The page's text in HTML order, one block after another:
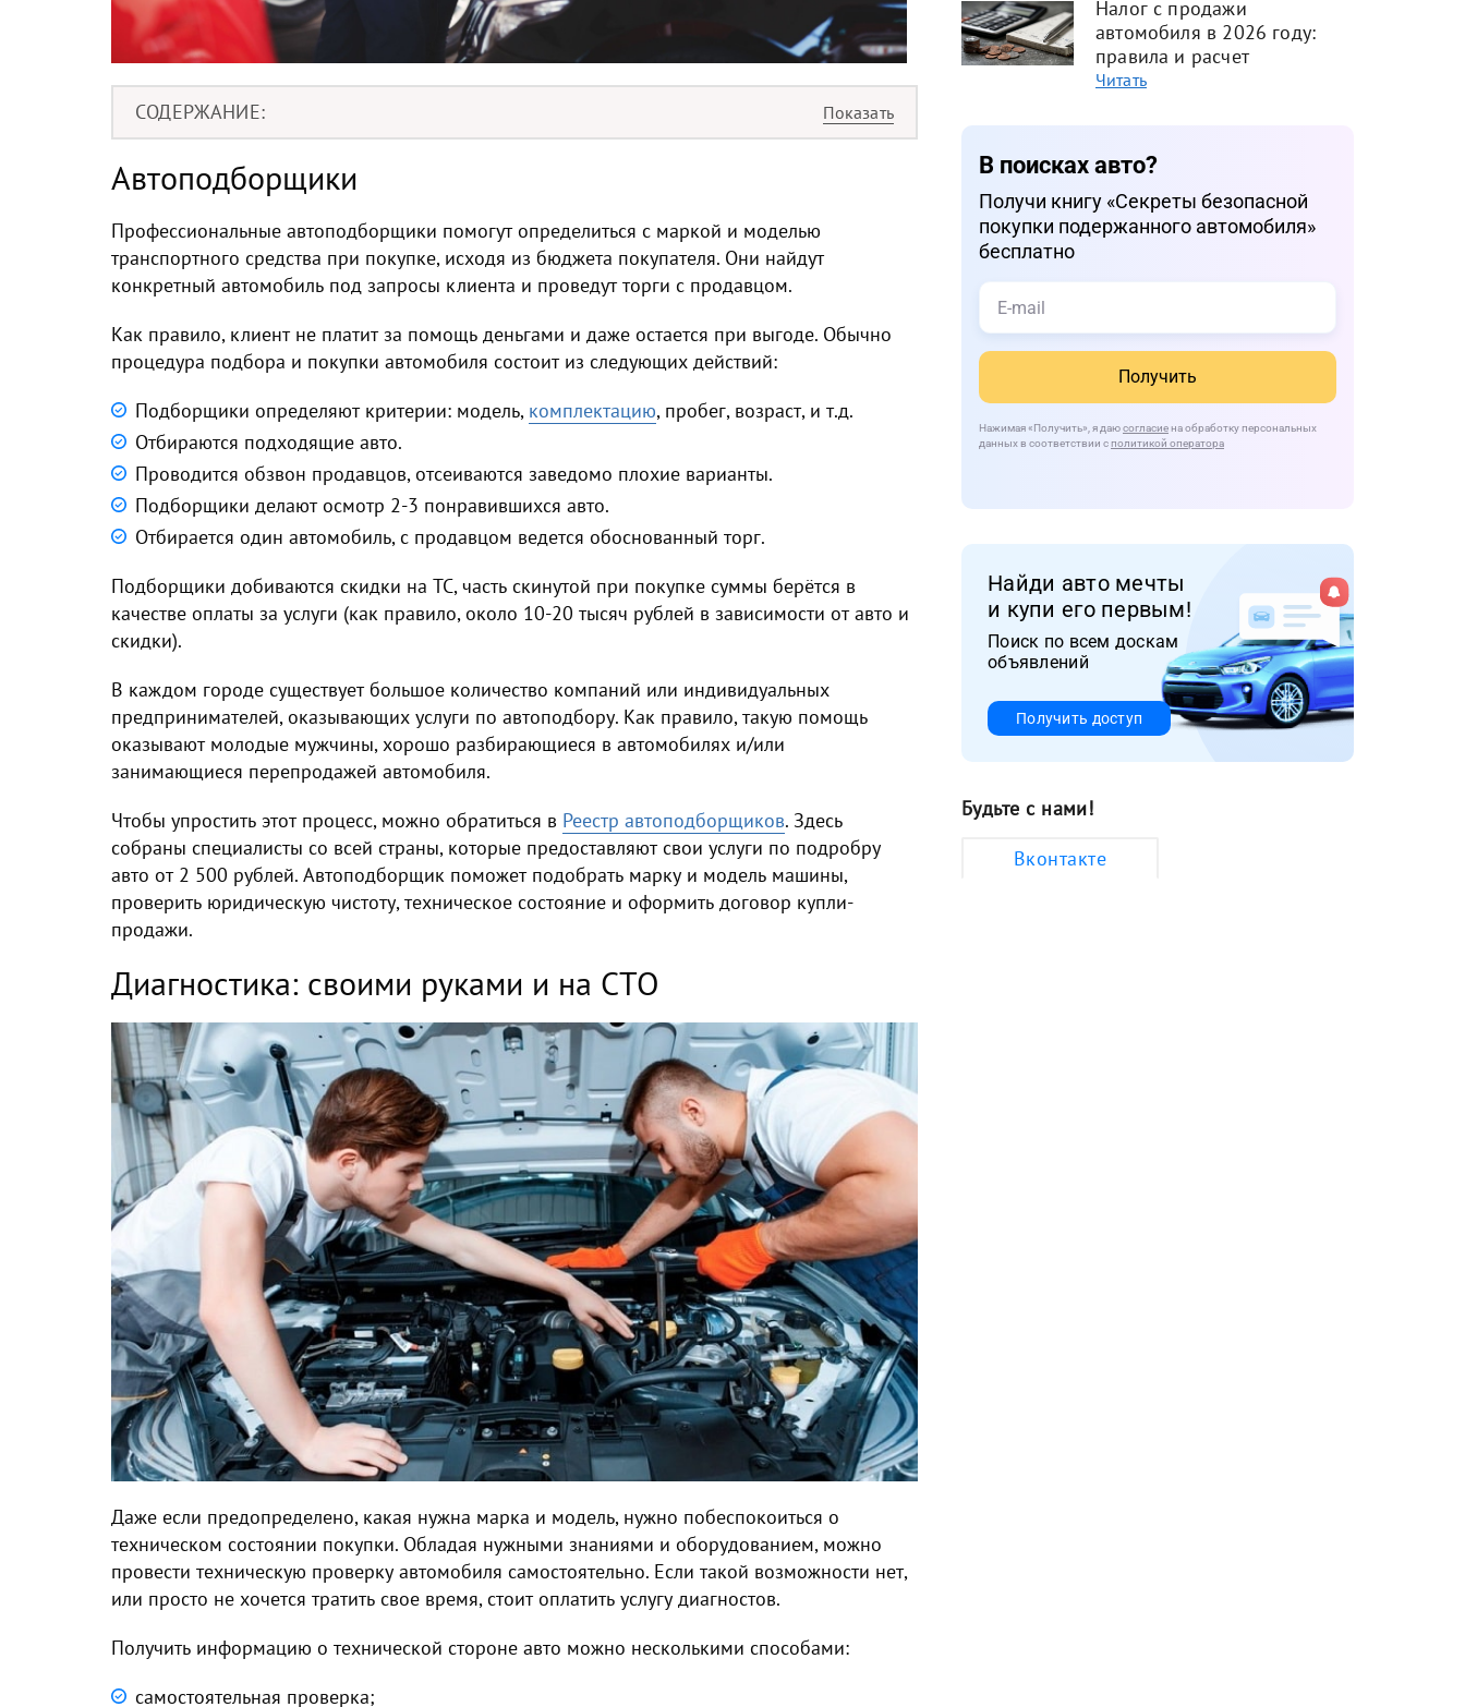
СОДЕРЖАНИЕ
Автоподборщики
Профессиональные автоподборщики помогут определиться с маркой и моделью
транспортного средства при покупке, исходя из бюджета покупателя. Они найдут
конкретный автомобиль под запросы клиента и проведут торги с продавцом.
Как правило, клиент не платит за помощь деньгами и даже остается при выгоде. Обычно
процедура подбора и покупки автомобиля состоит из следующих действий:
Подборщики определяют критерии: модель, комплектацию, пробег, возраст, и т.д.
Отбираются подходящие авто.
Проводится обзвон продавцов, отсеиваются заведомо плохие варианты.
Подборщики делают осмотр 2-3 понравившихся авто.
Отбирается один автомобиль, с продавцом ведется обоснованный торг.
Подборщики добиваются скидки на ТС, часть скинутой при покупке суммы берётся в
качестве оплаты за услуги (как правило, около 10-20 тысяч рублей в зависимости от авто и
скидки).
В каждом городе существует большое количество компаний или индивидуальных
предпринимателей, оказывающих услуги по автоподбору. Как правило, такую помощь
оказывают молодые мужчины, хорошо разбирающиеся в автомобилях и/или
занимающиеся перепродажей автомобиля.
Чтобы упростить этот процесс, можно обратиться в Реестр автоподборщиков. Здесь
собраны специалисты со всей страны, которые предоставляют свои услуги по подробру
авто от 2 500 рублей. Автоподборщик поможет подобрать марку и модель машины,
проверить юридическую чистоту, техническое состояние и оформить договор купли-
продажи.
Диагностика: своими руками и на СТО
Даже если предопределено, какая нужна марка и модель, нужно побеспокоиться о
техническом состоянии покупки. Обладая нужными знаниями и оборудованием, можно
провести техническую проверку автомобиля самостоятельно. Если такой возможности нет,
или просто не хочется тратить свое время, стоит оплатить услугу диагностов.
Получить информацию о технической стороне авто можно несколькими способами:
самостоятельная проверка;
Налог с продажи
автомобиля в 2026 году:
правила и расчет
Читать
В поисках авто?
Получи книгу «Cекреты безопасной
покупки подержанного автомобиля»
бесплатно
Получить
Нажимая «Получить» , я даюсогласиена обработку персональных
данных в соответствии сполитикой оператора
Найди авто мечты
и купи его первым!
Поиск по всем доскам
объявлений
Получить доступ
Будьте с нами!
Вконтакте